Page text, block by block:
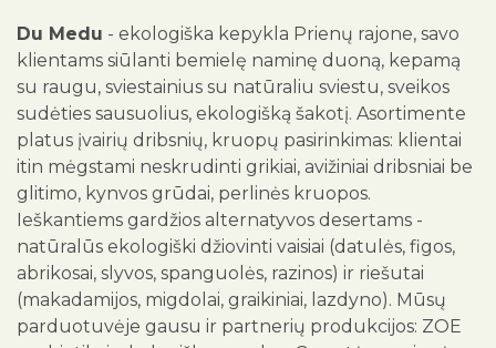
Du Medu - ekologiška kepykla Prienų rajone, savo
klientams siūlanti bemielę naminę duoną, kepamą
su raugu, sviestainius su natūraliu sviestu, sveikos
sudėties sausuolius, ekologišką šakotį. Asortimente
platus įvairių dribsnių, kruopų pasirinkimas: klientai
itin mėgstami neskrudinti grikiai, avižiniai dribsniai be
glitimo, kynvos grūdai, perlinės kruopos.
Ieškantiems gardžios alternatyvos desertams -
natūralūs ekologiški džiovinti vaisiai (datulės, figos,
abrikosai, slyvos, spanguolės, razinos) ir riešutai
(makadamijos, migdolai, graikiniai, lazdyno). Mūsų
parduotuvėje gausu ir partnerių produkcijos: ZOE